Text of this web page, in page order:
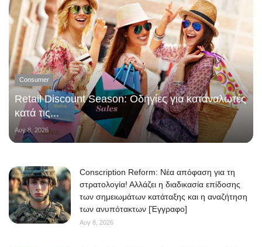
Consumer
Retail Discount Season: Οδηγίες για καταναλωτές
κατά τις...
Αυγ 8, 2026
Conscription Reform: Νέα απόφαση για τη
στρατολογία! Αλλάζει η διαδικασία επίδοσης
των σημειωμάτων κατάταξης και η αναζήτηση
των ανυπότακτων [Έγγραφο]
Αυγ 8, 2026